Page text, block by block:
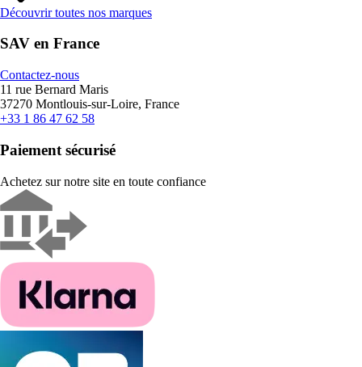
Découvrir toutes nos marques
SAV en France
Contactez-nous
11 rue Bernard Maris
37270 Montlouis-sur-Loire, France
+33 1 86 47 62 58
Paiement sécurisé
Achetez sur notre site en toute confiance